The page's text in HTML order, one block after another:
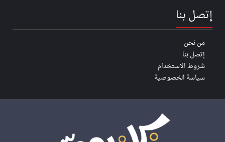
إتصل بنا
من نحن
إتصل بنا
شروط الاستخدام
سياسة الخصوصية